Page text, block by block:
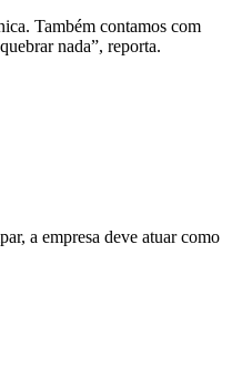
Também contamos com
nada”, reporta.
a empresa deve atuar como